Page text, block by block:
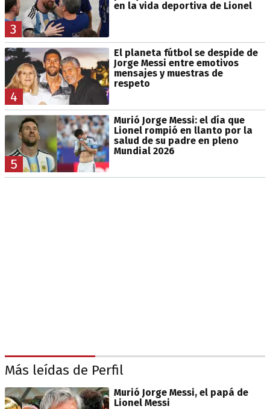
3
en la vida deportiva de Lionel
4
El planeta fútbol se despide de
Jorge Messi entre emotivos
mensajes y muestras de
respeto
5
Murió Jorge Messi: el día que
Lionel rompió en llanto por la
salud de su padre en pleno
Mundial 2026
Más leídas de Perfil
Murió Jorge Messi, el papá de
Lionel Messi